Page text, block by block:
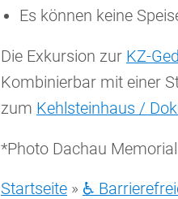
Es können keine
Die Exkursion zur KZ-
Kombinierbar mit einer
zum Kehlsteinhaus /
*Photo Dachau
Startseite » ♿